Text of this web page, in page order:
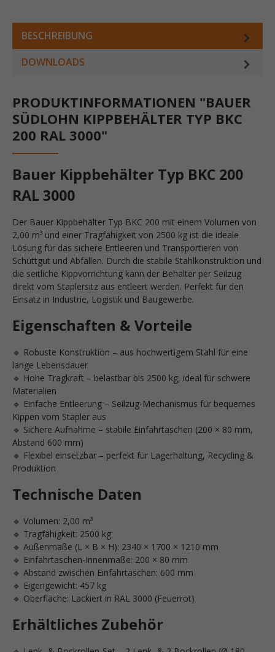
BESCHREIBUNG
DOWNLOADS
PRODUKTINFORMATIONEN "BAUER
SÜDLOHN KIPPBEHÄLTER TYP BKC
200 RAL 3000"
Bauer Kippbehälter Typ BKC 200
RAL 3000
Der Bauer Kippbehälter Typ BKC 200 mit einem Volumen von
2,00 m³ und einer Tragfähigkeit von 2500 kg ist die ideale
Lösung für das sichere Entleeren und Transportieren von
Schüttgut und Abfällen. Durch die stabile Stahlkonstruktion und
die seitliche Kippvorrichtung kann der Behälter per Seilzug
direkt vom Staplersitz aus entleert werden. Perfekt für den
Einsatz in Industrie, Logistik und Baugewerbe.
Eigenschaften & Vorteile
🔹 Robuste Konstruktion – aus hochwertigem Stahl für eine
lange Lebensdauer
🔹 Hohe Tragkraft – belastbar bis 2500 kg, ideal für schwere
Materialien
🔹 Einfache Entleerung – Seilzug-Mechanismus für bequemes
Kippen vom Stapler aus
🔹 Sichere Aufnahme – stabile Einfahrtaschen (200 × 80 mm,
Abstand 600 mm)
🔹 Flexibel einsetzbar – perfekt für Lagerhaltung, Recycling &
Produktion
Technische Daten
🔹 Volumen: 2,00 m³
🔹 Tragfähigkeit: 2500 kg
🔹 Außenmaße (L × B × H): 2340 × 1700 × 1210 mm
🔹 Einfahrtaschen-Innenmaße: 200 × 80 mm
🔹 Abstand zwischen Einfahrtaschen: 600 mm
🔹 Eigengewicht: 457 kg
🔹 Oberfläche: Lackiert in RAL 3000 (Feuerrot)
Erhältliches Zubehör